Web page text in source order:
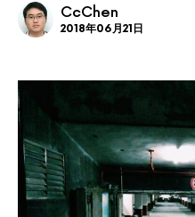
CcChen
2018年06月21日